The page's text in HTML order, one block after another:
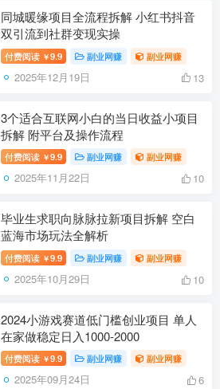
同城暖缘项目全流程拆解 小红书抖音
双引流到社群变现实操
付费阅读 ￥9.9 副业网赚 副业网赚
2025年12月19日 13
3个适合互联网小白的当日收益小项目
拆解 附平台及操作流程
付费阅读 ￥9.9 副业网赚 副业网赚
2025年11月22日 10
毕业生求职向脉脉拉新项目拆解 空白
蓝海市场玩法全解析
付费阅读 ￥9.9 副业网赚 副业网赚
2025年10月29日 10
2024小游戏赛道低门槛创业项目 单人
在家做稳定日入1000-2000
付费阅读 ￥9.9 副业网赚 副业网赚
2025年09月24日 6